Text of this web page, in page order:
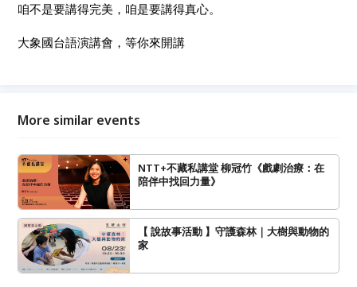
咱不是要講得完美，咱是要講得真心。
大象國台語演講會，等你來開講
More similar events
NTT+不藏私講堂 柳冠竹《戲劇治療：在
陪伴中找回力量》
【 說故事活動 】守護森林｜大樹與動物的
家